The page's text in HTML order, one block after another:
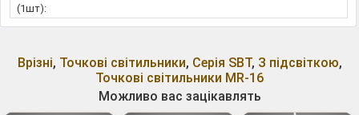
(1шт):
Врізні, Точкові світильники, Серія SBT, З підсвіткою,
Точкові світильники MR-16
Можливо вас зацікавлять